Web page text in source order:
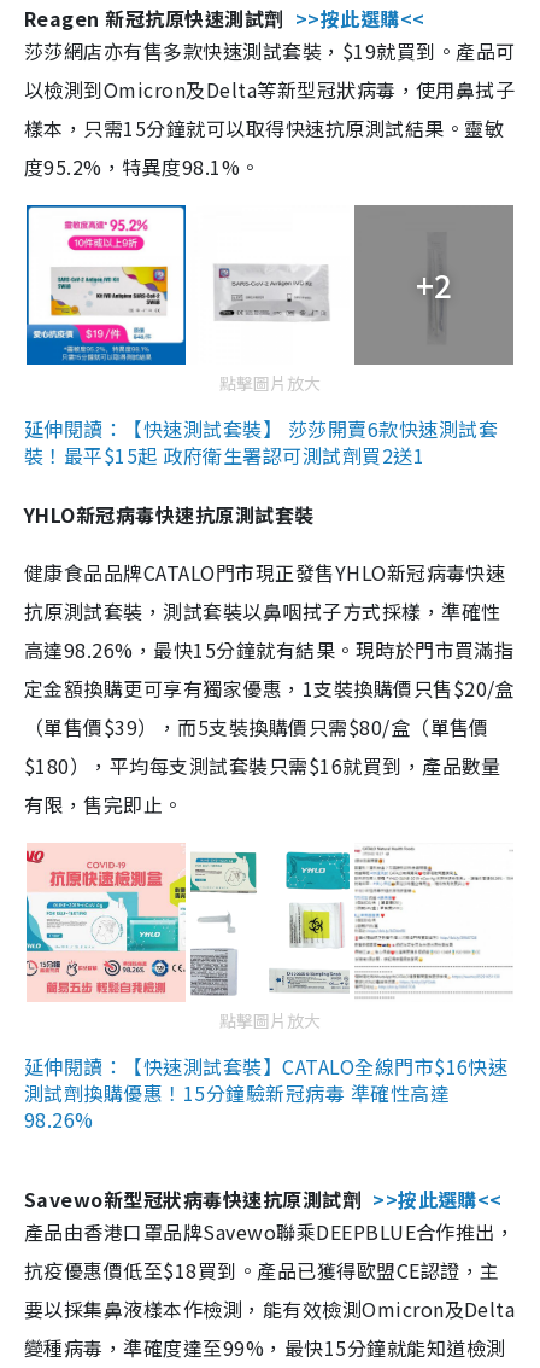
Reagen 新冠抗原快速測試劑 >>按此選購<<
莎莎網店亦有售多款快速測試套裝，$19就買到。產品可
以檢測到Omicron及Delta等新型冠狀病毒，使用鼻拭子
樣本，只需15分鐘就可以取得快速抗原測試結果。靈敏
度95.2%，特異度98.1%。
+2
點擊圖片放大
延伸閱讀：【快速測試套裝】 莎莎開賣6款快速測試套
裝！最平$15起 政府衛生署認可測試劑買2送1
YHLO新冠病毒快速抗原測試套裝
健康食品品牌CATALO門市現正發售YHLO新冠病毒快速
抗原測試套裝，測試套裝以鼻咽拭子方式採樣，準確性
高達98.26%，最快15分鐘就有結果。現時於門市買滿指
定金額換購更可享有獨家優惠，1支裝換購價只售$20/盒
（單售價$39），而5支裝換購價只需$80/盒（單售價
$180），平均每支測試套裝只需$16就買到，產品數量
有限，售完即止。
點擊圖片放大
延伸閱讀：【快速測試套裝】CATALO全線門市$16快速
測試劑換購優惠！15分鐘驗新冠病毒 準確性高達
98.26%
Savewo新型冠狀病毒快速抗原測試劑 >>按此選購<<
產品由香港口罩品牌Savewo聯乘DEEPBLUE合作推出，
抗疫優惠價低至$18買到。產品已獲得歐盟CE認證，主
要以採集鼻液樣本作檢測，能有效檢測Omicron及Delta
變種病毒，準確度達至99%，最快15分鐘就能知道檢測